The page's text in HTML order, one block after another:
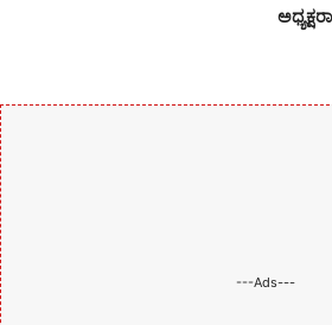
---Ads---